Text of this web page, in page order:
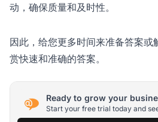
动，确保质量和及时性。
因此，给您更多时间来准备答案或
赏快速和准确的答案。
Ready to grow your
Start your free trial today and